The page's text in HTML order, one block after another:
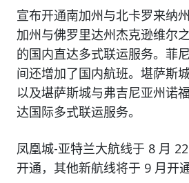
宣布开通南加州与北卡罗来纳
加州与佛罗里达州杰克逊维尔
的国内直达多式联运服务。菲
间还增加了国内航班。堪萨斯
以及堪萨斯城与弗吉尼亚州诺
达国际多式联运服务。
凤凰城-亚特兰大航线于 8 月
开通，其他新航线将于 9 月开通